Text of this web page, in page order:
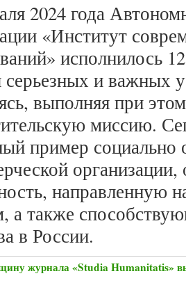
2024 года
«Институт
исполнилось
серьезных и важных
выполняя при
миссию.
пример социально
направленную
а также
в России.
журнала «Studia Humanitatis»